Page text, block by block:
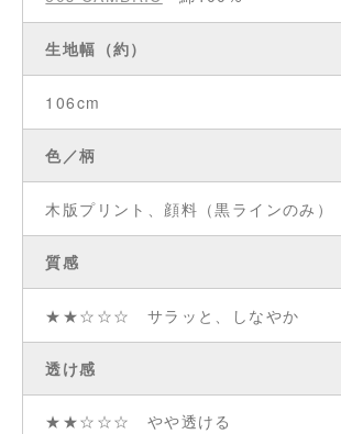
生地幅（約）
106cm
色／柄
木版プリント、顔料（黒ラインのみ）
質感
★★☆☆☆ サラッと、しなやか
透け感
★★☆☆☆ やや透ける